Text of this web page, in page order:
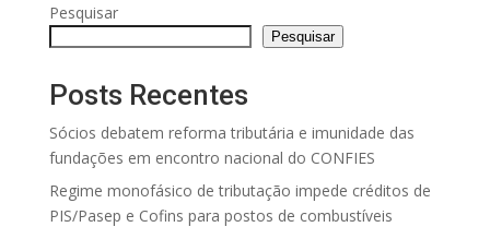
Pesquisar
Pesquisar
Posts Recentes
Sócios debatem reforma tributária e imunidade das
fundações em encontro nacional do CONFIES
Regime monofásico de tributação impede créditos de
PIS/Pasep e Cofins para postos de combustíveis